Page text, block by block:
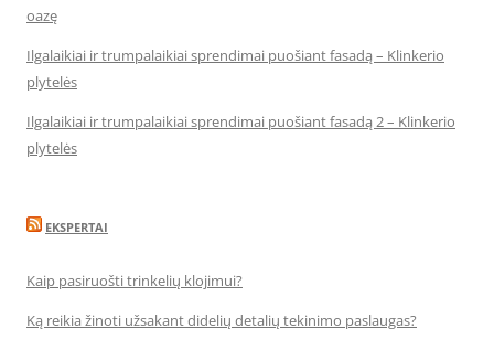
oazę
Ilgalaikiai ir trumpalaikiai sprendimai puošiant fasadą – Klinkerio
plytelės
Ilgalaikiai ir trumpalaikiai sprendimai puošiant fasadą 2 – Klinkerio
plytelės
EKSPERTAI
Kaip pasiruošti trinkelių klojimui?
Ką reikia žinoti užsakant didelių detalių tekinimo paslaugas?